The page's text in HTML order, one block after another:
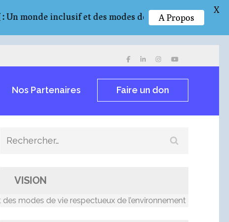
Nos Partenaires Faire un don
Rechercher :
VISION
de vie respectueux de l’environnement et résilients
inclusif et des modes de vie respectueux de
A Propos
X